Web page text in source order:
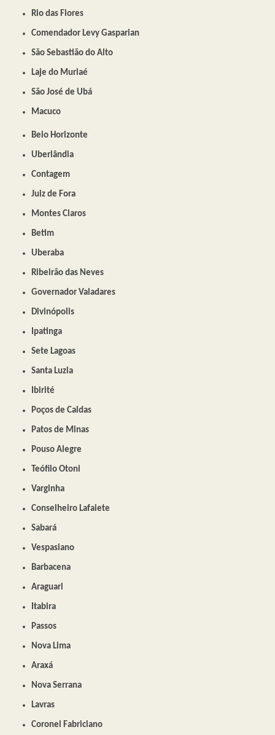
Rio das Flores
Comendador Levy Gasparian
São Sebastião do Alto
Laje do Muriaé
São José de Ubá
Macuco
Belo Horizonte
Uberlândia
Contagem
Juiz de Fora
Montes Claros
Betim
Uberaba
Ribeirão das Neves
Governador Valadares
Divinópolis
Ipatinga
Sete Lagoas
Santa Luzia
Ibirité
Poços de Caldas
Patos de Minas
Pouso Alegre
Teófilo Otoni
Varginha
Conselheiro Lafaiete
Sabará
Vespasiano
Barbacena
Araguari
Itabira
Passos
Nova Lima
Araxá
Nova Serrana
Lavras
Coronel Fabriciano